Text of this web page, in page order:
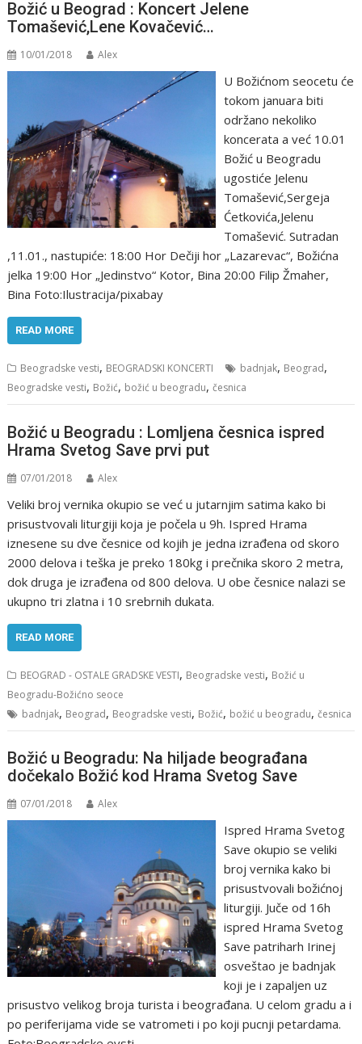
Božić u Beograd : Koncert Jelene
Tomašević,Lene Kovačević…
10/01/2018 Alex
U Božićnom seocetu će
tokom januara biti
održano nekoliko
koncerata a već 10.01
Božić u Beogradu
ugostiće Jelenu
Tomašević,Sergeja
Ćetkovića,Jelenu
Tomašević. Sutradan
,11.01., nastupiće: 18:00 Hоr Dečiji hоr „Lazarevac“, Bоžićna
jelka 19:00 Hоr „Jedinstvо“ Коtоr, Bina 20:00 Filip Žmaher,
Bina Foto:Ilustracija/pixabay
READ MORE
Beogradske vesti, BEOGRADSKI KONCERTI badnjak, Beograd,
Beogradske vesti, Božić, božić u beogradu,česnica
Božić u Beogradu : Lomljena česnica ispred
Hrama Svetog Save prvi put
07/01/2018 Alex
Veliki broj vernika okupio se već u jutarnjim satima kako bi
prisustvovali liturgiji koja je počela u 9h. Ispred Hrama
iznesene su dve česnice od kojih je jedna izrađena od skoro
2000 delova i teška je preko 180kg i prečnika skoro 2 metra,
dok druga je izrađena od 800 delova. U obe česnice nalazi se
ukupno tri zlatna i 10 srebrnih dukata.
READ MORE
BEOGRAD - OSTALE GRADSKE VESTI, Beogradske vesti, Božić u
Beogradu-Božićno seoce
badnjak, Beograd, Beogradske vesti, Božić, božić u beogradu,česnica
Božić u Beogradu: Na hiljade beograđana
dočekalo Božić kod Hrama Svetog Save
07/01/2018 Alex
Ispred Hrama Svetog
Save okupio se veliki
broj vernika kako bi
prisustvovali božićnoj
liturgiji. Juče od 16h
ispred Hrama Svetog
Save patriharh Irinej
osveštao je badnjak
koji je i zapaljen uz
prisustvo velikog broja turista i beograđana. U celom gradu a i
po periferijama vide se vatrometi i po koji pucnji petardama.